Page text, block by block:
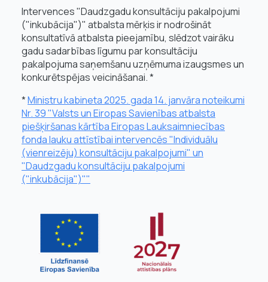
Intervences "Daudzgadu konsultāciju pakalpojumi
("inkubācija")" atbalsta mērķis ir nodrošināt
konsultatīvā atbalsta pieejamību, slēdzot vairāku
gadu sadarbības līgumu par konsultāciju
pakalpojuma saņemšanu uzņēmuma izaugsmes un
konkurētspējas veicināšanai. *
*Ministru kabineta 2025. gada 14. janvāra noteikumi
Nr. 39 "Valsts un Eiropas Savienības atbalsta
piešķiršanas kārtība Eiropas Lauksaimniecības
fonda lauku attīstībai intervencēs "Individuālu
(vienreizēju) konsultāciju pakalpojumi" un
"Daudzgadu konsultāciju pakalpojumi
("inkubācija")""